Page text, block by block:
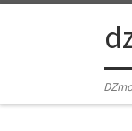
Passer au contenu